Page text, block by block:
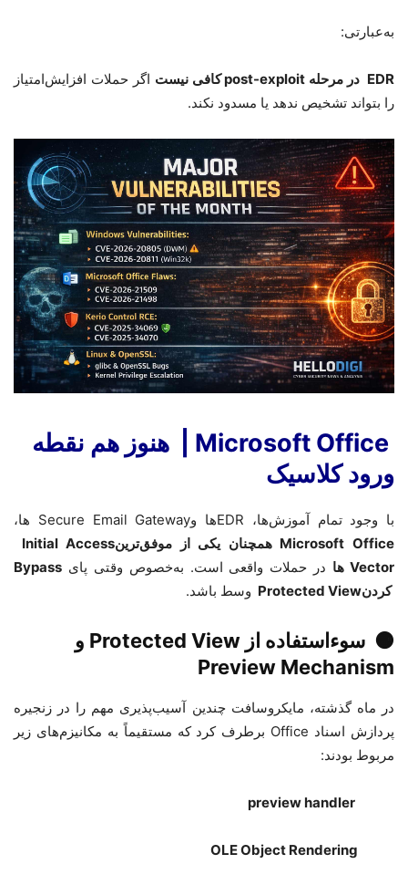
به‌عبارتی:
EDR در مرحله post-exploitکافی نیست اگر حملات افزایش‌امتیاز
را بتواند تشخیص ندهد یا مسدود نکند.
Microsoft Office
هنوز هم نقطه
ورود کلاسیک
با وجود تمام آموزش‌ها، EDRها وSecure Email Gateway ها،
Microsoft Office همچنان یکی از موفق‌ترینInitial Access
Vectorها در حملات واقعی است. به‌خصوص وقتی پای Bypass
کردنProtected View وسط باشد.
🟠 سوءاستفاده از Protected View و
Preview Mechanism
در ماه گذشته، مایکروسافت چندین آسیب‌پذیری مهم را در زنجیره
پردازش اسناد Office برطرف کرد که مستقیماً به مکانیزم‌های زیر
مربوط بودند:
preview handler
OLE Object Rendering